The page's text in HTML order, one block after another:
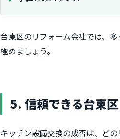
台東区のリフォーム会社では、
極めましょう。
5. 信頼できる台東区
キッチン設備交換の成否は、ど